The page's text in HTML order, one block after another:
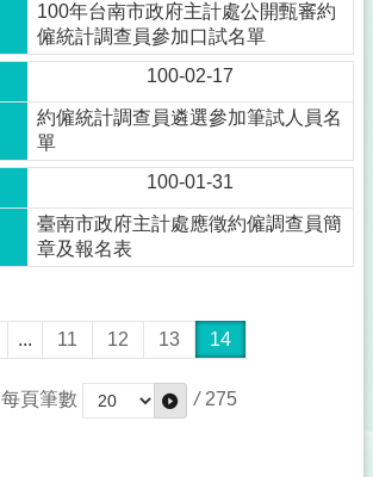
100年台南市政府主計處公開甄審約
僱統計調查員參加口試名單
100-02-17
約僱統計調查員遴選參加筆試人員名
單
100-01-31
臺南市政府主計處應徵約僱調查員簡
章及報名表
... 11 12 13 14
每頁筆數 / 275